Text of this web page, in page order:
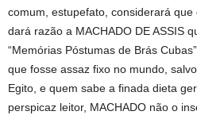
comum, estupefato, considerará
dará razão a MACHADO DE ASSIS
“Memórias Póstumas de Brás
que fosse assaz fixo no mundo,
Egito, e quem sabe a finada dieta
perspicaz leitor, MACHADO não o